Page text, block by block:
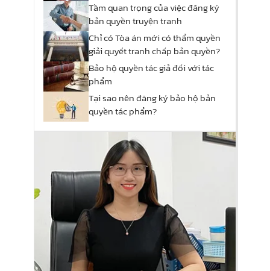
Tầm quan trọng của việc đăng ký
bản quyền truyện tranh
Chỉ có Tòa án mới có thẩm quyền
giải quyết tranh chấp bản quyền?
Bảo hộ quyền tác giả đối với tác
phẩm
Tại sao nên đăng ký bảo hộ bản
quyền tác phẩm?